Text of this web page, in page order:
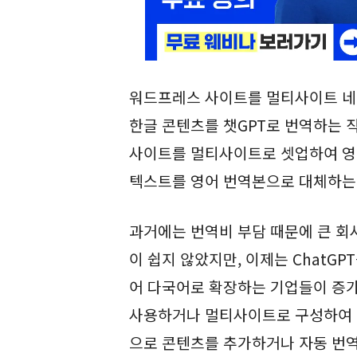
워드프레스 사이트를 멀티사이트
한글 콘텐츠를 챗GPT로 번역하는
사이트를 멀티사이트로 셋업하여
텍스트를 영어 번역본으로 대체하
과거에는 번역비 부담 때문에 큰
이 쉽지 않았지만, 이제는
어 다국어로 확장하는 기업들이
사용하거나 멀티사이트로 구성하
으로 콘텐츠를 추가하거나 자동 번